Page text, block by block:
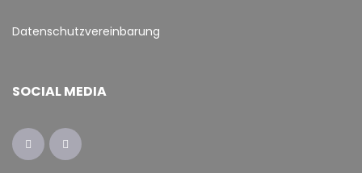
Datenschutzvereinbarung
SOCIAL MEDIA